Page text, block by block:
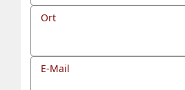
Ort
E-Mail